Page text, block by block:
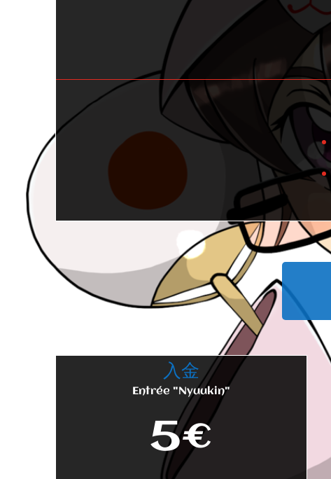
入金
Entrée "Nyuukin"
5€